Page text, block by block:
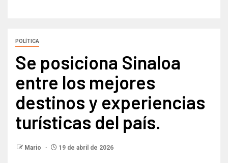
POLÍTICA
Se posiciona Sinaloa
entre los mejores
destinos y experiencias
turísticas del país.
Mario 19 de abril de 2026